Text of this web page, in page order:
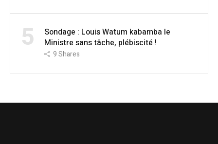
5
Sondage : Louis Watum kabamba le
Ministre sans tâche, plébiscité !
9Shares